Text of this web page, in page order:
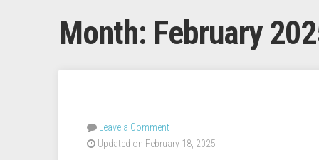
Month: February
Leave a Comment
Updated on February 18, 2025